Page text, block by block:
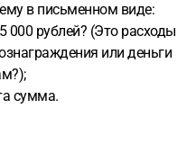
в письменном виде:
000 рублей? (Это расходы
или деньги
сумма.